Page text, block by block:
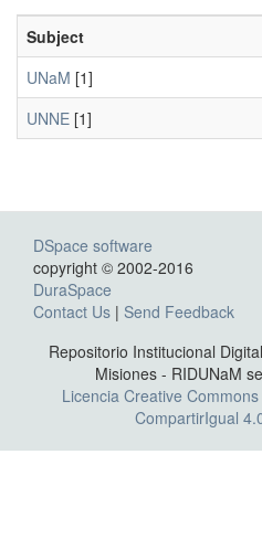
Subject
UNaM [1]
UNNE [1]
DSpace software
copyright © 2002-2016
DuraSpace
Contact Us | Send Feedback
Repositorio Institucional
Misiones - RIDUNaM
Licencia Creative
CompartirIgual